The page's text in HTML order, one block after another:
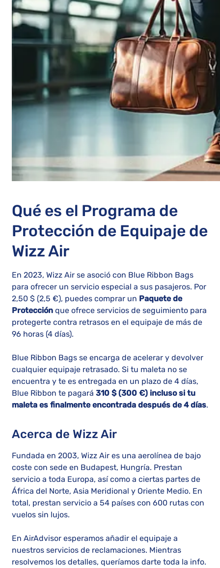
Qué es el Programa de
Protección de Equipaje de
Wizz Air
En 2023, Wizz Air se asoció con Blue Ribbon Bags
para ofrecer un servicio especial a sus pasajeros. Por
2,50 $ (2,5 €), puedes comprar un Paquete de
Protección que ofrece servicios de seguimiento para
protegerte contra retrasos en el equipaje de más de
96 horas (4 días).
Blue Ribbon Bags se encarga de acelerar y devolver
cualquier equipaje retrasado. Si tu maleta no se
encuentra y te es entregada en un plazo de 4 días,
Blue Ribbon te pagará 310 $ (300 €) incluso si tu
maleta es finalmente encontrada después de 4 días.
Acerca de Wizz Air
Fundada en 2003, Wizz Air es una aerolínea de bajo
coste con sede en Budapest, Hungría. Prestan
servicio a toda Europa, así como a ciertas partes de
África del Norte, Asia Meridional y Oriente Medio. En
total, prestan servicio a 54 países con 600 rutas con
vuelos sin lujos.
En AirAdvisor esperamos añadir el equipaje a
nuestros servicios de reclamaciones. Mientras
resolvemos los detalles, queríamos darte toda la info.